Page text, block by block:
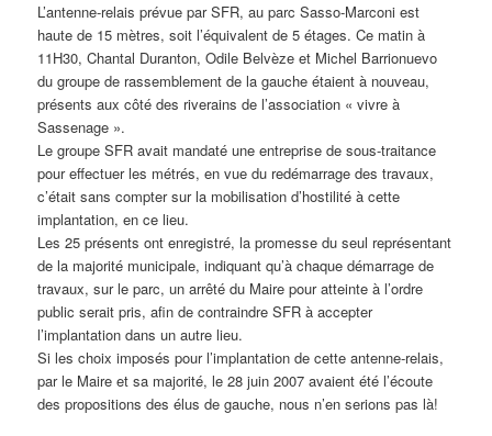
L’antenne-relais prévue par SFR, au parc Sasso-Marconi est
haute de 15 mètres, soit l’équivalent de 5 étages. Ce matin à
11H30, Chantal Duranton, Odile Belvèze et Michel Barrionuevo
du groupe de rassemblement de la gauche étaient à nouveau,
présents aux côté des riverains de l’association « vivre à
Sassenage ».
Le groupe SFR avait mandaté une entreprise de sous-traitance
pour effectuer les métrés, en vue du redémarrage des travaux,
c’était sans compter sur la mobilisation d’hostilité à cette
implantation, en ce lieu.
Les 25 présents ont enregistré, la promesse du seul représentant
de la majorité municipale, indiquant qu’à chaque démarrage de
travaux, sur le parc, un arrêté du Maire pour atteinte à l’ordre
public serait pris, afin de contraindre SFR à accepter
l’implantation dans un autre lieu.
Si les choix imposés pour l’implantation de cette antenne-relais,
par le Maire et sa majorité, le 28 juin 2007 avaient été l’écoute
des propositions des élus de gauche, nous n’en serions pas là!